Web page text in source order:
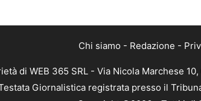
Chi siamo - Redazione -
di WEB 365 SRL - Via Nicola Marchese
Giornalistica registrata presso il